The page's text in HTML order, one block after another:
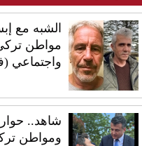
الشبه مع
مواطن
واجتماعي
شاهد..
ومواطن